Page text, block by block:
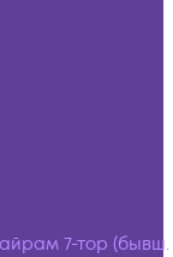
7-тор (бывш.